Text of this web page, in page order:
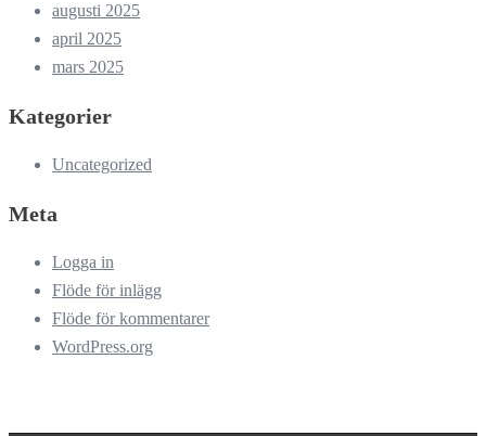
augusti 2025
april 2025
mars 2025
Kategorier
Uncategorized
Meta
Logga in
Flöde för inlägg
Flöde för kommentarer
WordPress.org